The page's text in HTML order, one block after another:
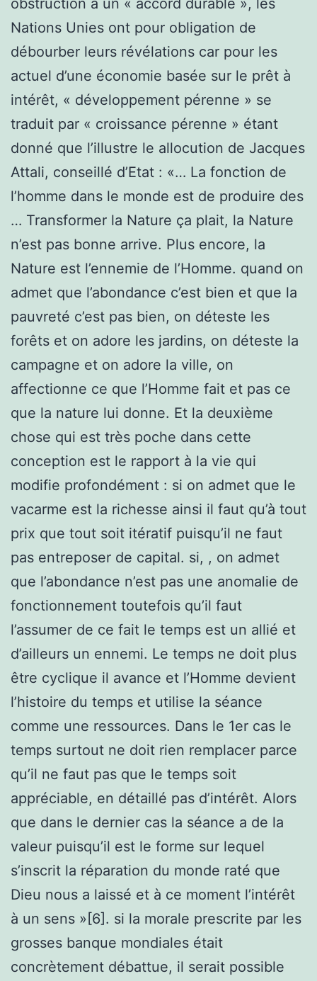
Nations Unies ont pour obligation de
débourber leurs révélations car pour les
actuel d’une économie basée sur le prêt à
intérêt, « développement pérenne » se
traduit par « croissance pérenne » étant
donné que l’illustre le allocution de Jacques
Attali, conseillé d’Etat : «… La fonction de
l’homme dans le monde est de produire des
… Transformer la Nature ça plait, la Nature
n’est pas bonne arrive. Plus encore, la
Nature est l’ennemie de l’Homme. quand on
admet que l’abondance c’est bien et que la
pauvreté c’est pas bien, on déteste les
forêts et on adore les jardins, on déteste la
campagne et on adore la ville, on
affectionne ce que l’Homme fait et pas ce
que la nature lui donne. Et la deuxième
chose qui est très poche dans cette
conception est le rapport à la vie qui
modifie profondément : si on admet que le
vacarme est la richesse ainsi il faut qu’à tout
prix que tout soit itératif puisqu’il ne faut
pas entreposer de capital. si, , on admet
que l’abondance n’est pas une anomalie de
fonctionnement toutefois qu’il faut
l’assumer de ce fait le temps est un allié et
d’ailleurs un ennemi. Le temps ne doit plus
être cyclique il avance et l’Homme devient
l’histoire du temps et utilise la séance
comme une ressources. Dans le 1er cas le
temps surtout ne doit rien remplacer parce
qu’il ne faut pas que le temps soit
appréciable, en détaillé pas d’intérêt. Alors
que dans le dernier cas la séance a de la
valeur puisqu’il est le forme sur lequel
s’inscrit la réparation du monde raté que
Dieu nous a laissé et à ce moment l’intérêt
à un sens »[6]. si la morale prescrite par les
grosses banque mondiales était
concrètement débattue, il serait possible